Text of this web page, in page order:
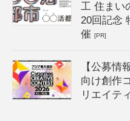
工 住まい
20回記念
催[PR]
【公募情
向け創作
リエイテ